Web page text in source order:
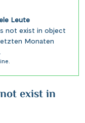
exist in
Leute
not exist in object
Monaten